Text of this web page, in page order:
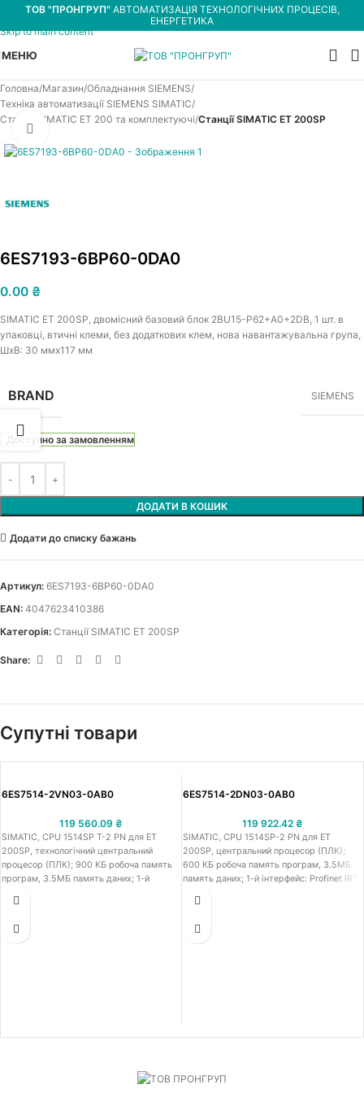
Skip to navigation
Skip to main content
ТОВ "ПРОНГРУП" АВТОМАТИЗАЦІЯ ТЕХНОЛОГІЧНИХ ПРОЦЕСІВ,
ЕНЕРГЕТИКА
МЕНЮ
Головна Магазин Обладнання SIEMENS
Техніка автоматизації SIEMENS SIMATIC
Станції SIMATIC ET 200 та комплектуючі Станції SIMATIC ET 200SP
6ES7193-6BP60-0DA0
0.00 ₴
SIMATIC ET 200SP, двомісний базовий блок 2BU15-P62+A0+2DB, 1 шт. в
упаковці, втичні клеми, без додаткових клем, нова навантажувальна група,
ШxВ: 30 ммx117 мм
BRAND SIEMENS
Доступно за замовленням
ДОДАТИ В КОШИК
Додати до списку бажань
EAN: 4047623410386
Артикул: 6ES7193-6BP60-0DA0
Категорія: Станції SIMATIC ET 200SP
Share:
Супутні товари
6ES7514-2VN03-0AB0
119 560.09 ₴
SIMATIC, CPU 1514SP T-2 PN для ET
200SP, технологічний центральний
процесор (ПЛК); 900 КБ робоча память
програм, 3.5МБ память даних; 1-й
комутатором, 2-й інтерфейс: Profinet RT;
бітових операцій, 7 нс для операцій з
6ES7514-2DN03-0AB0
119 922.42 ₴
SIMATIC, CPU 1514SP-2 PN для ET
200SP, центральний процесор (ПЛК);
600 КБ робоча память програм, 3.5МБ
память даних; 1-й інтерфейс: Profinet IRT
інтерфейс: Profinet RT; час обробки
нс для операцій з словами, 9 нс для